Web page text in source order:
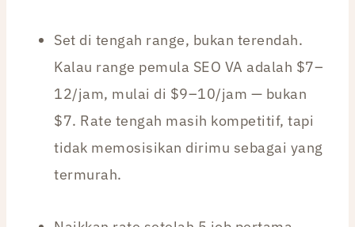
Set di tengah range, bukan terendah.
Kalau range pemula SEO VA adalah $7–
12/jam, mulai di $9–10/jam — bukan
$7. Rate tengah masih kompetitif, tapi
tidak memosisikan dirimu sebagai yang
termurah.